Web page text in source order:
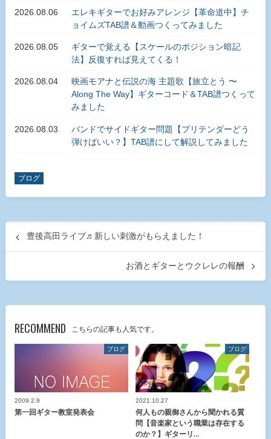
2026.08.06
エレキギターでお好みアレンジ【革命道中】チ
ョイムズTAB譜＆動画つくってみました
2026.08.05
ギターで覚える【スケールのポジション暗記
法】反復すれば見えてくる！
2026.08.04
映画モアナと伝説の海 主題歌【旅立とう 〜
Along The Way】ギターコード＆TAB譜つくって
みました
2026.08.03
バンドでサイドギター問題【プリテンダーどう
弾けばいい？】TAB譜にして解説してみました
ブログ
豊後高田ライブ♬新しい刺激がもらえました！
お酒とギターとウクレレの報酬
RECOMMEND こちらの記事も人気です。
ブログ
2009.2.9
第一回ギター教室発表会
ブログ
2021.10.27
何人もの親御さんから聞かれる質
問【音楽家という職業は存在する
のか？】ギターリ…